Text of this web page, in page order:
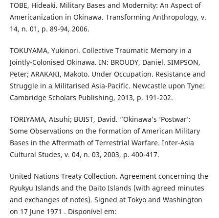
TOBE, Hideaki. Military Bases and Modernity: An Aspect of
Americanization in Okinawa. Transforming Anthropology, v.
14, n. 01, p. 89-94, 2006.
TOKUYAMA, Yukinori. Collective Traumatic Memory in a
Jointly-Colonised Okinawa. IN: BROUDY, Daniel. SIMPSON,
Peter; ARAKAKI, Makoto. Under Occupation. Resistance and
Struggle in a Militarised Asia-Pacific. Newcastle upon Tyne:
Cambridge Scholars Publishing, 2013, p. 191-202.
TORIYAMA, Atsuhi; BUIST, David. “Okinawa’s ‘Postwar’:
Some Observations on the Formation of American Military
Bases in the Aftermath of Terrestrial Warfare. Inter-Asia
Cultural Studes, v. 04, n. 03, 2003, p. 400-417.
United Nations Treaty Collection. Agreement concerning the
Ryukyu Islands and the Daito Islands (with agreed minutes
and exchanges of notes). Signed at Tokyo and Washington
on 17 June 1971 . Disponível em: